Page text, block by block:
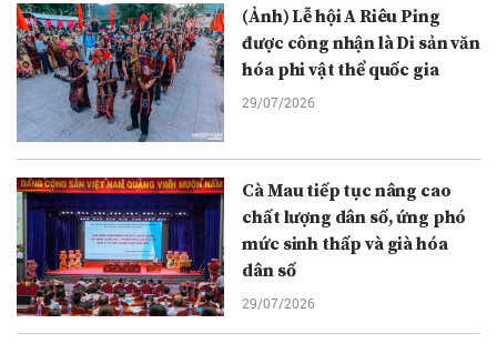
(Ảnh) Lễ hội A Riêu Ping
được công nhận là Di sản văn
hóa phi vật thể quốc gia
29/07/2026
Cà Mau tiếp tục nâng cao
chất lượng dân số, ứng phó
mức sinh thấp và già hóa
dân số
29/07/2026